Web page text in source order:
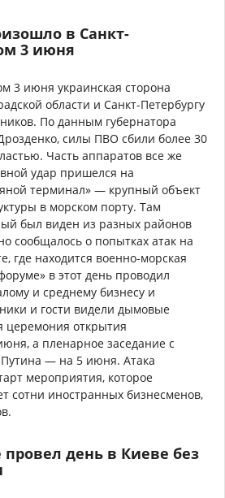
в Санкт-
3 июня
3 июня украинская сторона
области и Санкт-Петербургу
По данным губернатора
силы ПВО сбили более 30
Часть аппаратов все же
удар пришелся на
терминал» — крупный объект
в морском порту. Там
был виден из разных районов
сообщалось о попытках атак на
где находится военно-морская
в этот день проводил
и среднему бизнесу и
и гости видели дымовые
церемония открытия
а пленарное заседание с
— на 5 июня. Атака
мероприятия, которое
сотни иностранных бизнесменов,
день в Киеве без